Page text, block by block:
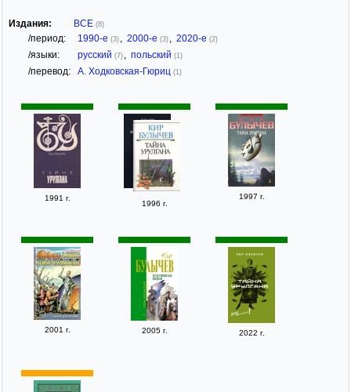
Издания: ВСЕ (8)
/период: 1990-е (3) , 2000-е (3) , 2020-е (2)
/языки: русский (7) , польский (1)
/перевод: А. Ходковская-Гюриц (1)
1991 г.
1996 г.
1997 г.
2001 г. 2005 г. 2022 г.